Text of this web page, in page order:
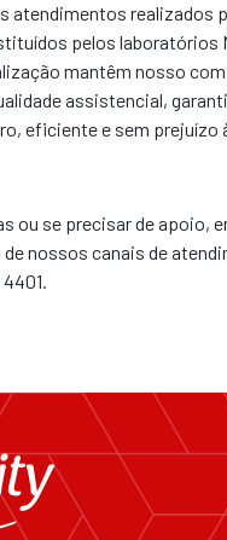
atendimentos realizados
pelos laboratórios
mantêm nosso
assistencial,
eficiente e sem prejuízo
ou se precisar de apoio,
nossos canais de